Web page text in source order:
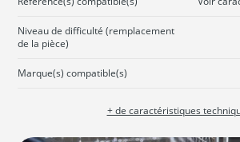
Niveau de difficulté (remplacement
de la pièce)
Marque(s) compatible(s)
+ de caractéristiques